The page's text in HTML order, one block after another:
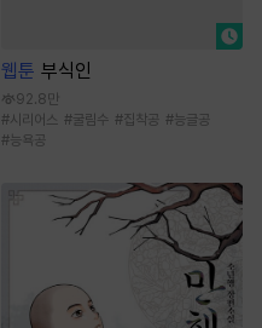
웹툰 부식인
92.8만
#시리어스 #굴림수 #집착공 #능글공
#능욕공